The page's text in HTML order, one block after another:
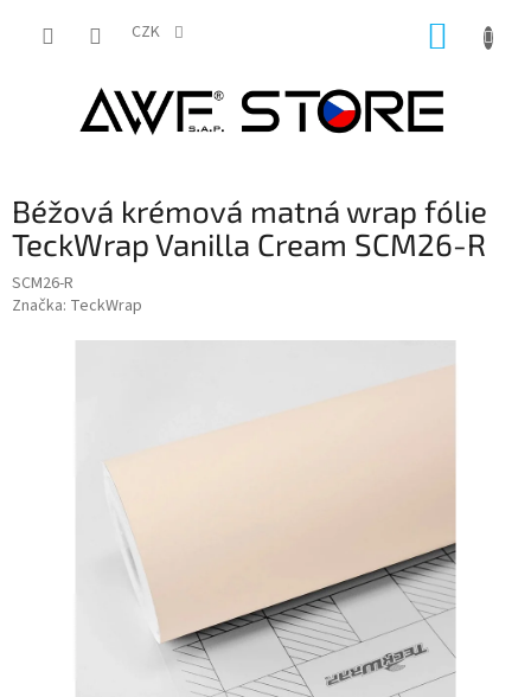
CZK
Béžová krémová matná wrap fólie
TeckWrap Vanilla Cream SCM26-R
SCM26-R
Značka: TeckWrap